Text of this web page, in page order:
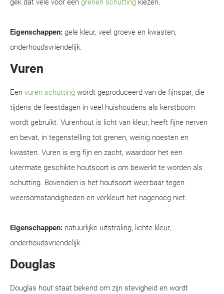
gek dat vele voor een grenen schutting kiezen.
Eigenschappen: gele kleur, veel groeve en kwasten,
onderhoudsvriendelijk.
Vuren
Een vuren schutting wordt geproduceerd van de fijnspar, die
tijdens de feestdagen in veel huishoudens als kerstboom
wordt gebruikt. Vurenhout is licht van kleur, heeft fijne nerven
en bevat, in tegenstelling tot grenen, weinig noesten en
kwasten. Vuren is erg fijn en zacht, waardoor het een
uitermate geschikte houtsoort is om bewerkt te worden als
schutting. Bovendien is het houtsoort weerbaar tegen
weersomstandigheden en verkleurt het nagenoeg niet.
Eigenschappen: natuurlijke uitstraling, lichte kleur,
onderhoudsvriendelijk.
Douglas
Douglas hout staat bekend om zijn stevigheid en wordt